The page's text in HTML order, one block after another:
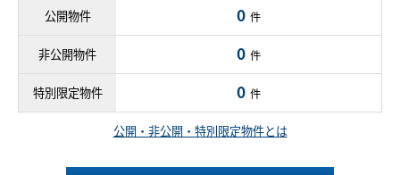
公開物件 0 件
非公開物件 0 件
特別限定物件 0 件
公開・非公開・特別限定物件とは